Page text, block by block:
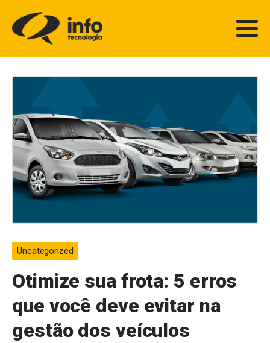
Uncategorized
Otimize sua frota: 5 erros
que você deve evitar na
gestão dos veículos